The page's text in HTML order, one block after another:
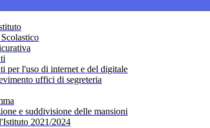
per l'uso di internet e del digitale
uffici di segreteria
e suddivisione delle mansioni
2021/2024